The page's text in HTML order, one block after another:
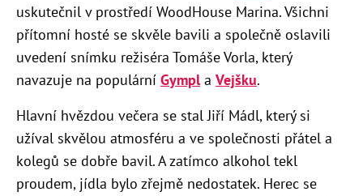
uskutečnil v prostředí WoodHouse Marina. Všichni
přítomní hosté se skvěle bavili a společně oslavili
uvedení snímku režiséra Tomáše Vorla, který
navazuje na populární Gympla Vejšku.
Hlavní hvězdou večera se stal Jiří Mádl, který si
užíval skvělou atmosféru a ve společnosti přátel a
kolegů se dobře bavil. A zatímco alkohol tekl
proudem, jídla bylo zřejmě nedostatek. Herec se